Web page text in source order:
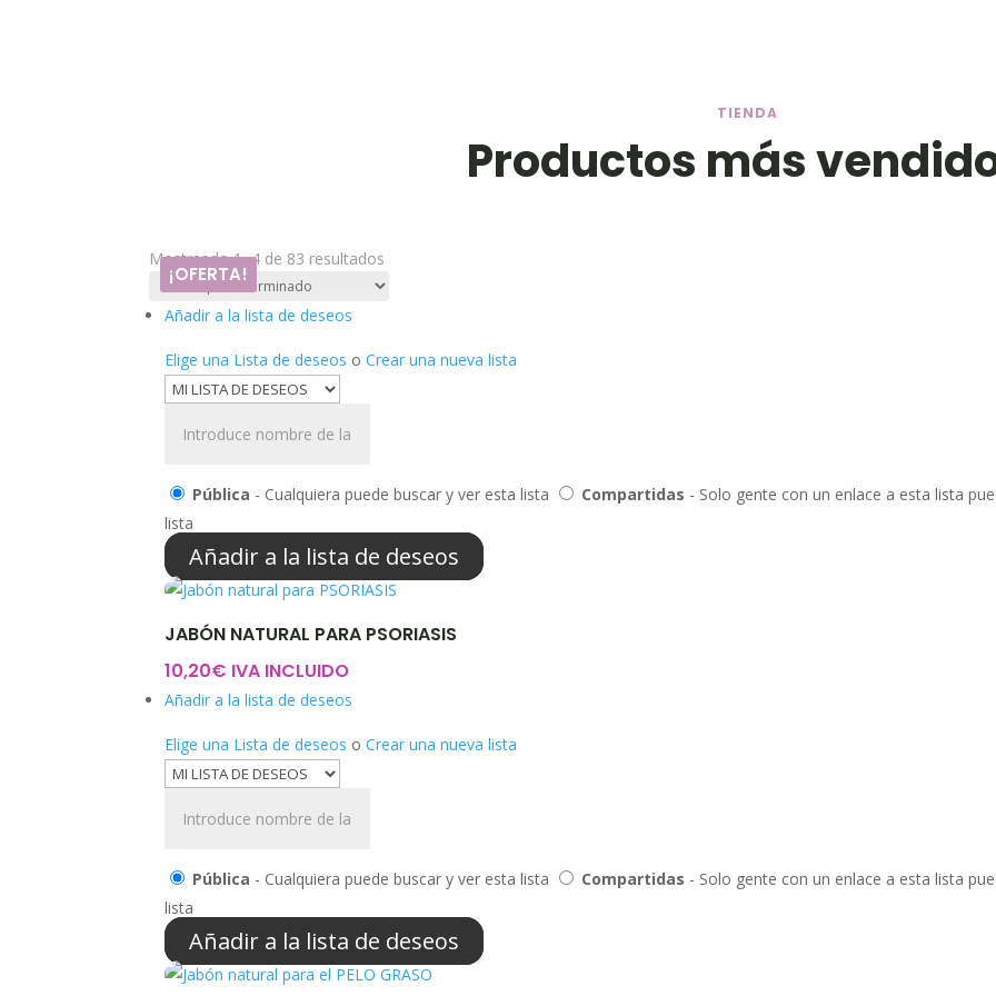
TIENDA
Productos más
Mostrando 1–4 de 83 resultados
Añadir a la lista de deseos
Elige una Lista de deseos oCrear una nueva lista
Pública - Cualquiera puede buscar y ver esta lista Compartidas - Solo gente con un enlace a esta lista
lista
Añadir a la lista de deseos
JABÓN NATURAL PARA PSORIASIS
10,20€ IVA INCLUIDO
Añadir a la lista de deseos
Elige una Lista de deseos oCrear una nueva lista
Pública - Cualquiera puede buscar y ver esta lista Compartidas - Solo gente con un enlace a esta lista
lista
Añadir a la lista de deseos
¡OFERTA!